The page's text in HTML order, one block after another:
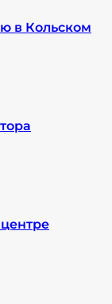
в Кольском